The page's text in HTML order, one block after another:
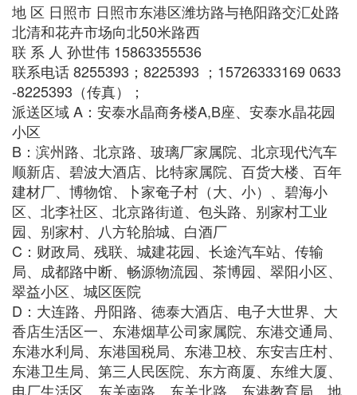
地 区 日照市 日照市东港区潍坊路与艳阳路交汇处路
北清和花卉市场向北50米路西
联 系 人 孙世伟 15863355536
联系电话 8255393；8225393 ；15726333169 0633
-8225393（传真）；
派送区域 A：安泰水晶商务楼A,B座、安泰水晶花园
小区
B：滨州路、北京路、玻璃厂家属院、北京现代汽车
顺新店、碧波大酒店、比特家属院、百货大楼、百年
建材厂、博物馆、卜家奄子村（大、小）、碧海小
区、北李社区、北京路街道、包头路、别家村工业
园、别家村、八方轮胎城、白酒厂
C：财政局、残联、城建花园、长途汽车站、传输
局、成都路中断、畅源物流园、茶博园、翠阳小区、
翠益小区、城区医院
D：大连路、丹阳路、徳泰大酒店、电子大世界、大
香店生活区一、东港烟草公司家属院、东港交通局、
东港水利局、东港国税局、东港卫校、东安吉庄村、
东港卫生局、第三人民医院、东方商厦、东维大厦、
电厂生活区、东关南路、东关北路、东港教育局、地